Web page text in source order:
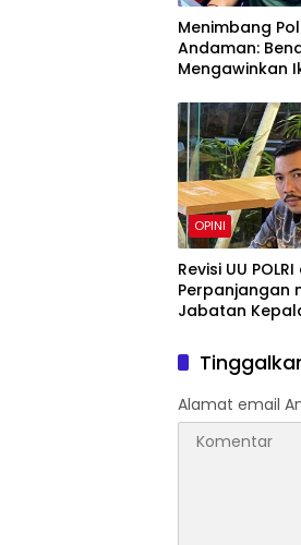
Menimbang
Andaman:
Mengawinkan
Sebagai Jalan
OPINI
Revisi UU
Perpanjangan
Jabatan
Alamat email